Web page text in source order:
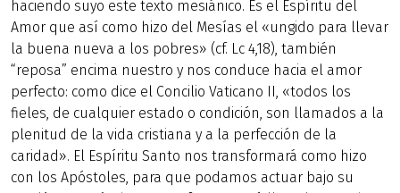
haciendo suyo este texto mesiánico. Es el Espíritu del
Amor que así como hizo del Mesías el «ungido para llevar
la buena nueva a los pobres» (cf. Lc 4,18), también
“reposa” encima nuestro y nos conduce hacia el amor
perfecto: como dice el Concilio Vaticano II, «todos los
fieles, de cualquier estado o condición, son llamados a la
plenitud de la vida cristiana y a la perfección de la
caridad». El Espíritu Santo nos transformará como hizo
con los Apóstoles, para que podamos actuar bajo su